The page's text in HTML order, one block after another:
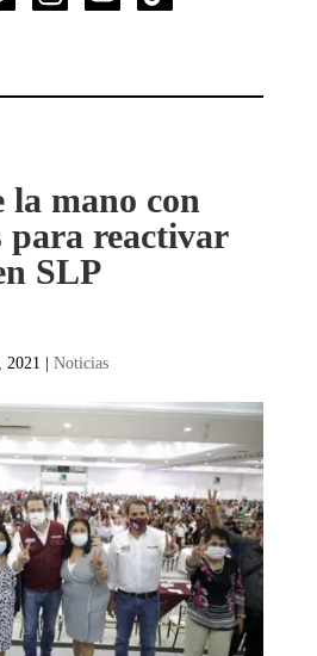
la mano con
para reactivar
SLP
2021 | Noticias